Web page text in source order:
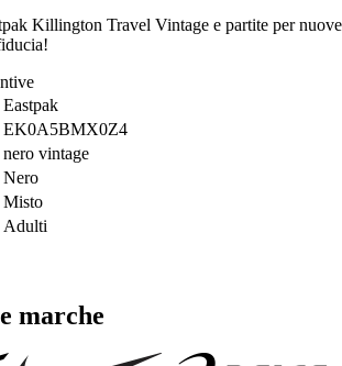
Killington Travel Vintage e partite per nuove
Eastpak
EK0A5BMX0Z4
nero vintage
Nero
Misto
Adulti
marche